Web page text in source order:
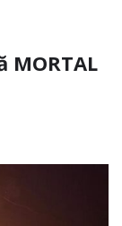
MORTAL